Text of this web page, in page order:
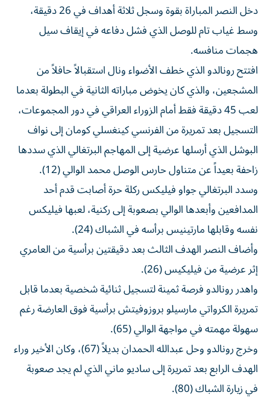
دخل النصر المباراة بقوة وسجل ثلاثة أهداف في 26 دقيقة،
وسط غياب تام للوصل الذي فشل دفاعه في إيقاف سيل
هجمات منافسه.
افتتح رونالدو الذي خطف الأضواء ونال استقبالاً حافلاً من
المشجعين، والذي كان يخوض مباراته الثانية في البطولة بعدما
لعب 45 دقيقة فقط أمام الزوراء العراقي في دور المجموعات،
التسجيل بعد تمريرة من الفرنسي كينغسلي كومان إلى نواف
البوشل الذي أرسلها عرضية إلى المهاجم البرتغالي الذي سددها
زاحفة بعيداً عن متناول حارس الوصل محمد الوالي (12).
وسدد البرتغالي جواو فيليكس ركلة حرة أصابت قدم أحد
المدافعين وأبعدها الوالي بصعوبة إلى ركنية، لعبها فيليكس
نفسه وقابلها مارتينيس برأسه في الشباك (24).
وأضاف النصر الهدف الثالث بعد دقيقتين برأسية من العامري
إثر عرضية من فيليكيس (26).
واهدر رونالدو فرصة ثمينة لتسجيل ثنائية شخصية بعدما قابل
تمريرة الكرواتي مارسيلو بروزوفيتش برأسية فوق العارضة رغم
سهولة مهمته في مواجهة الوالي (65).
وخرج رونالدو وحل عبدالله الحمدان بديلاً (67)، وكان الأخير وراء
الهدف الرابع بعد تمريرة إلى ساديو ماني الذي لم يجد صعوبة
في زيارة الشباك (80).